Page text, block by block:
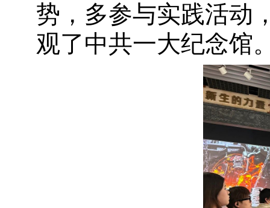
势，多参与实践活动
观了中共一大纪念馆